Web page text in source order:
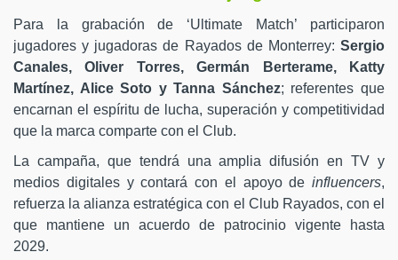
Para la grabación de ‘Ultimate Match’ participaron
jugadores y jugadoras de Rayados de Monterrey: Sergio
Canales, Oliver Torres, Germán Berterame, Katty
Martínez, Alice Soto y Tanna Sánchez; referentes que
encarnan el espíritu de lucha, superación y competitividad
que la marca comparte con el Club.
La campaña, que tendrá una amplia difusión en TV y
medios digitales y contará con el apoyo de influencers,
refuerza la alianza estratégica con el Club Rayados, con el
que mantiene un acuerdo de patrocinio vigente hasta
2029.